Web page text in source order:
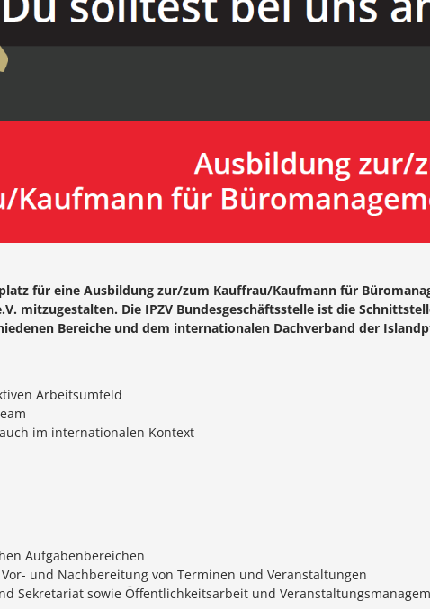
für eine Ausbildung zur/zum Kauffrau/Kaufmann für
mitzugestalten. Die IPZV Bundesgeschäftsstelle ist die
Bereiche und dem internationalen Dachverband der
Arbeitsumfeld
im internationalen Kontext
Aufgabenbereichen
und Nachbereitung von Terminen und Veranstaltungen
Sekretariat sowie Öffentlichkeitsarbeit und